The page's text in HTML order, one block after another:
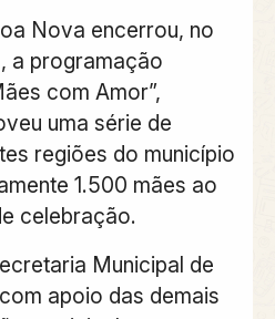
Nova encerrou, no
a programação
com Amor”,
uma série de
regiões do município
1.500 mães ao
celebração.
Municipal de
apoio das demais